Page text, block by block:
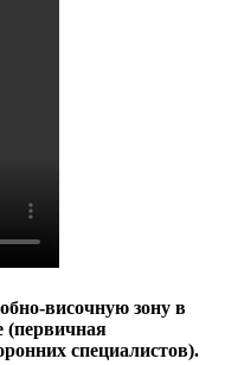
височную зону в
(первичная
специалистов).